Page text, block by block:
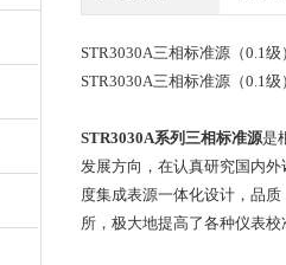
STR3030A三相标准源（0.1级
STR3030A三相标准源（0.1级
STR3030A系列三相标准源是
发展方向，在认真研究国内
度集成表源一体化设计，品
所，极大地提高了各种仪表校